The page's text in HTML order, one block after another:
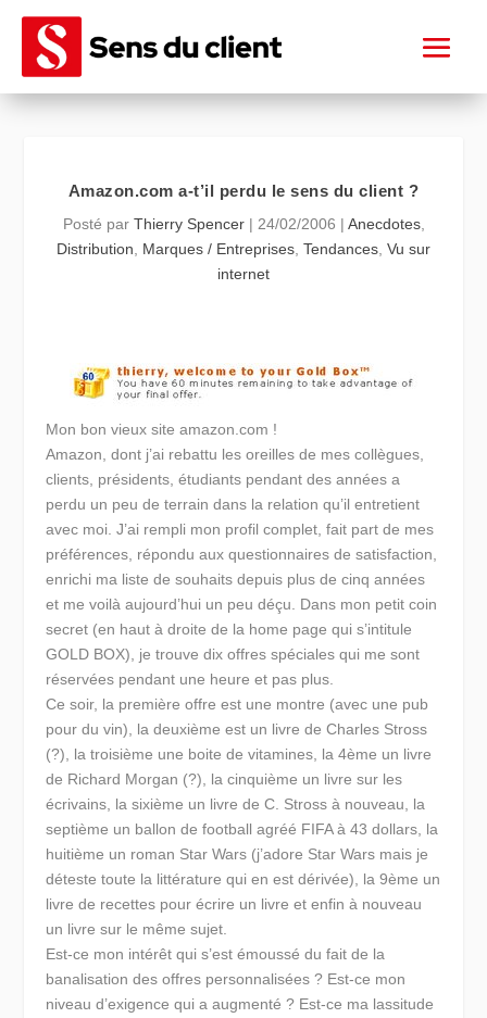
Amazon.com a-t’il perdu le sens du client ?
Posté par Thierry Spencer| 24/02/2006 | Anecdotes,
Distribution
Marques / Entreprises Tendances Vu sur
internet
Mon bon vieux site amazon.com !
Amazon, dont j’ai rebattu les oreilles de mes collègues,
clients, présidents, étudiants pendant des années a
perdu un peu de terrain dans la relation qu’il entretient
avec moi. J’ai rempli mon profil complet, fait part de mes
préférences, répondu aux questionnaires de satisfaction,
enrichi ma liste de souhaits depuis plus de cinq années
et me voilà aujourd’hui un peu déçu. Dans mon petit coin
secret (en haut à droite de la home page qui s’intitule
GOLD BOX), je trouve dix offres spéciales qui me sont
réservées pendant une heure et pas plus.
Ce soir, la première offre est une montre (avec une pub
pour du vin), la deuxième est un livre de Charles Stross
(?), la troisième une boite de vitamines, la 4ème un livre
de Richard Morgan (?), la cinquième un livre sur les
écrivains, la sixième un livre de C. Stross à nouveau, la
septième un ballon de football agréé FIFA à 43 dollars, la
huitième un roman Star Wars (j’adore Star Wars mais je
déteste toute la littérature qui en est dérivée), la 9ème un
livre de recettes pour écrire un livre et enfin à nouveau
un livre sur le même sujet.
Est-ce mon intérêt qui s’est émoussé du fait de la
banalisation des offres personnalisées ? Est-ce mon
niveau d’exigence qui a augmenté ? Est-ce ma lassitude